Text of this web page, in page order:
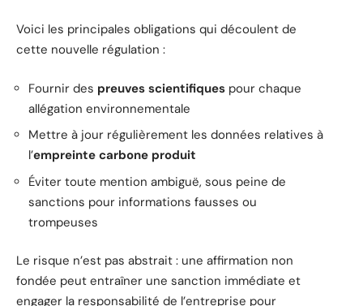
Voici les principales obligations qui découlent de
cette nouvelle régulation :
Fournir des preuves scientifiques pour chaque
allégation environnementale
Mettre à jour régulièrement les données relatives à
l’empreinte carbone produit
Éviter toute mention ambiguë, sous peine de
sanctions pour informations fausses ou
trompeuses
Le risque n’est pas abstrait : une affirmation non
fondée peut entraîner une sanction immédiate et
engager la responsabilité de l’entreprise pour